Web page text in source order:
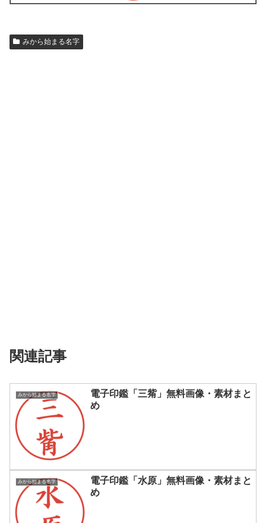
みから始まる名字
関連記事
みから始まる名字
電子印鑑「三觜」無料画像・素材まと
め
みから始まる名字
電子印鑑「水原」無料画像・素材まと
め